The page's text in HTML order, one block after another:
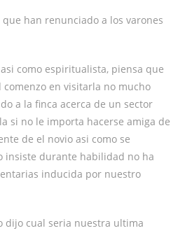
han renunciado a los varones
como espiritualista, piensa que
en visitarla no mucho
a la finca acerca de un sector
si no le importa hacerse amiga de
de el novio asi­ como se
insiste durante habilidad no ha
inducida por nuestro
dijo cual seria nuestra ultima